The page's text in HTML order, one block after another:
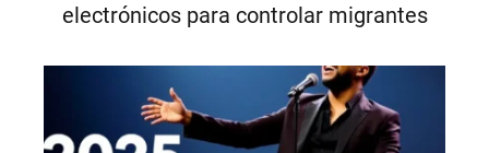
electrónicos para controlar migrantes